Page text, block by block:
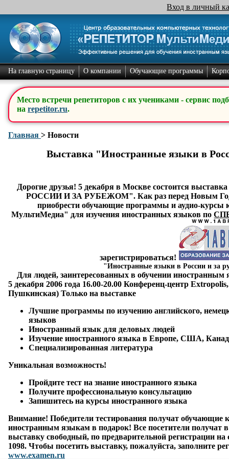
Вход в личный
На главную страницу О компании Обучающие программы
Место встречи репетиторов с их учениками - сервис
на repetitor.ru.
Главная > Новости
Выставка "Иностранные языки в
Дорогие друзья! 5 декабря в Москве состоится
РОССИИ И ЗА РУБЕЖОМ". Как раз перед Новым
приобрести обучающие программы и аудио-
МультиМедиа" для изучения иностранных языков по
зарегистрироваться!
"Иностранные языки в России и за
Для людей, заинтересованных в обучении иностранным
5 декабря 2006 года 16.00-20.00 Конференц-центр
Пушкинская) Только на выставке
Лучшие программы по изучению английского,
языков
Иностранный язык для деловых людей
Изучение иностранного языка в Европе, США,
Специализированная литература
Уникальная возможность!
Пройдите тест на знание иностранного языка
Получите профессиональную консультацию
Запишитесь на курсы иностранного языка
Внимание! Победители тестирования получат
иностранным языкам в подарок! Все посетители получат
выставку свободный, по предварительной регистрации на
1098. Чтобы посетить выставку, пожалуйста, заполните
www.examen.ru